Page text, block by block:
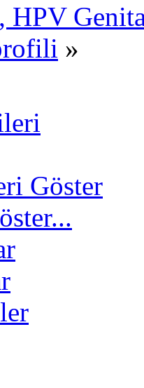
HPV
»
Göster